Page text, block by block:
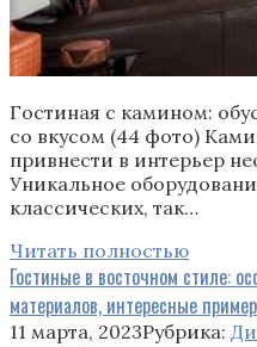
Гостиная с камином:
со вкусом (44 фото)
привнести в интерьер
Уникальное
классических, так…
Читать полностью
Гостиные в восточном стиле:
материалов, интересные
11 марта, 2023Рубрика: